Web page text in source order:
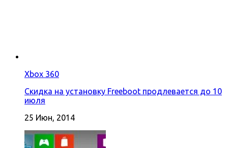
Xbox 360
Скидка на установку Freeboot продлевается до 10
июля
25 Июн, 2014